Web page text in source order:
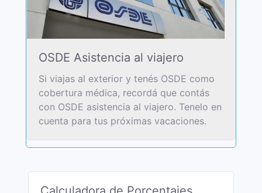
OSDE Asistencia al viajero
Si viajas al exterior y tenés OSDE como
cobertura médica, recordá que contás
con OSDE asistencia al viajero. Tenelo en
cuenta para tus próximas vacaciones.